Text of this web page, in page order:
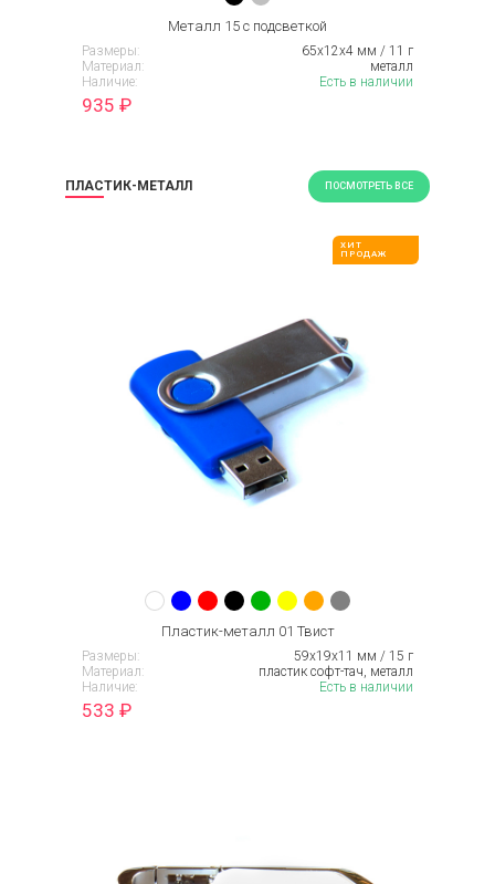
Металл 15 с подсветкой
Размеры:
65х12х4 мм / 11 г
Материал:
металл
Наличие:
Есть в наличии
935 ₽
ПЛАСТИК-МЕТАЛЛ ПОСМОТРЕТЬ ВСЕ
ХИТ
ПРОДАЖ
Пластик-металл 01 Твист
Размеры:
59х19х11 мм / 15 г
Материал:
пластик софт-тач, металл
Наличие:
Есть в наличии
533 ₽